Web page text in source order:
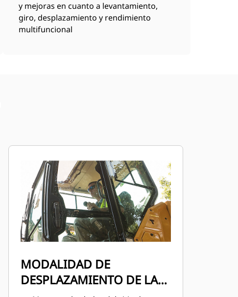
y mejoras en cuanto a levantamiento,
giro, desplazamiento y rendimiento
multifuncional
MODALIDAD DE
DESPLAZAMIENTO DE LA